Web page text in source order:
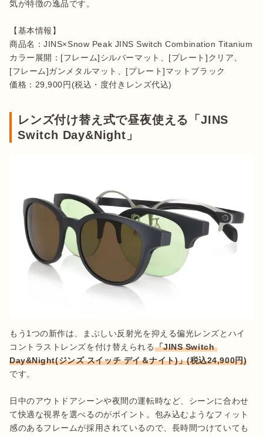
気が特徴の逸品です。
【基本情報】
商品名：JINS×Snow Peak JINS Switch Combination Titanium
カラー展開：[フレーム]シルバーマット、[プレート]クリア、
[フレーム]ガンメタルマット、[プレート]マットブラック
価格：29,900円(税込・度付きレンズ代込)
レンズ付け替え式で昼夜使える「JINS
Switch Day&Night」
もう1つの新作は、まぶしい反射光を抑える偏光レンズとハイ
コントラストレンズを付け替えられる「JINS Switch
Day&Night(ジンズ スイッチ デイ＆ナイト)」(税込24,900円)
です。
日中のアウトドアシーンや夜間の運転時など、シーンに合わせ
て快適な視界を選べるのがポイント。包み込むようなフィット
感のあるフレームが採用されているので、長時間つけていても